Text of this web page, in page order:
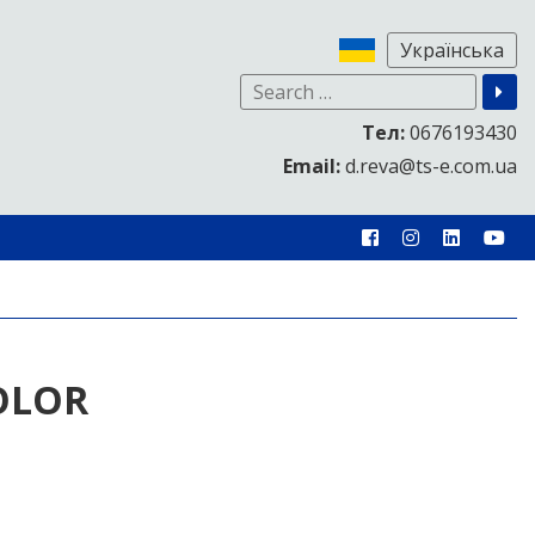
Тел:0676193430
Email:d.reva@ts-e.com.ua